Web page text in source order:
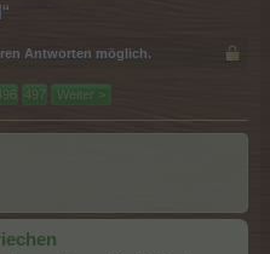
Antworten möglich.
497 Weiter >